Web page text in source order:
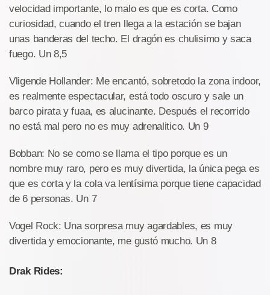
velocidad importante, lo malo es que es corta. Como
curiosidad, cuando el tren llega a la estación se bajan
unas banderas del techo. El dragón es chulisimo y saca
fuego. Un 8,5
Vligende Hollander: Me encantó, sobretodo la zona indoor,
es realmente espectacular, está todo oscuro y sale un
barco pirata y fuaa, es alucinante. Después el recorrido
no está mal pero no es muy adrenalitico. Un 9
Bobban: No se como se llama el tipo porque es un
nombre muy raro, pero es muy divertida, la única pega es
que es corta y la cola va lentísima porque tiene capacidad
de 6 personas. Un 7
Vogel Rock: Una sorpresa muy agardables, es muy
divertida y emocionante, me gustó mucho. Un 8
Drak Rides: